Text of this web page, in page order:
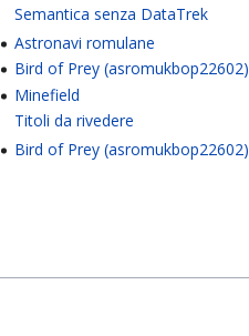
Semantica senza DataTrek
Astronavi romulane
Bird of Prey (asromukbop22602)
Minefield
Titoli da rivedere
Bird of Prey (asromukbop22602)